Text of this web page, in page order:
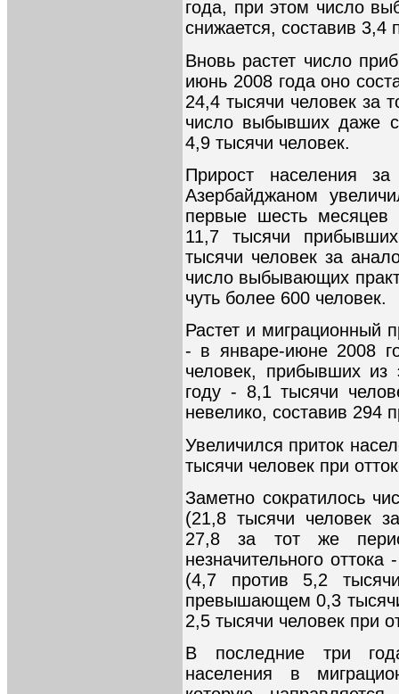
года, при этом число
снижается, составив 3,4
Вновь растет число
июнь 2008 года оно
24,4 тысячи человек за
число выбывших даже
4,9 тысячи человек.
Прирост населения
Азербайджаном
первые шесть месяцев
11,7 тысячи
тысячи человек за
число выбывающих
чуть более 600 человек.
Растет и миграционный
- в январе-июне 2008
человек, прибывших из
году - 8,1 тысячи
невелико, составив 294
Увеличился приток
тысячи человек при
Заметно сократилось
(21,8 тысячи человек
27,8 за тот же
незначительного
(4,7 против 5,2
превышающем 0,3
2,5 тысячи человек при
В последние три
населения в